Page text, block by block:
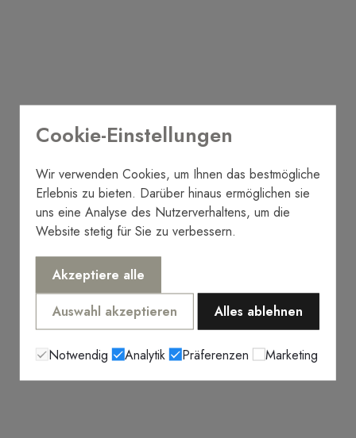
Cookie-Einstellungen
Wir verwenden Cookies, um Ihnen das bestmögliche
Erlebnis zu bieten. Darüber hinaus ermöglichen sie
uns eine Analyse des Nutzerverhaltens, um die
Website stetig für Sie zu verbessern.
Akzeptiere alle
Auswahl akzeptieren
Alles ablehnen
Notwendig Analytik Präferenzen Marketing